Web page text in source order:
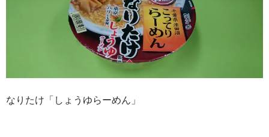
なりたけ「しょうゆらーめん」